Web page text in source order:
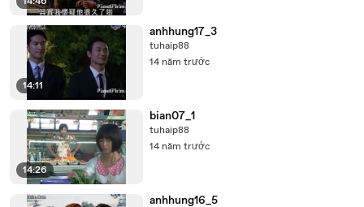
14:11
anhhung17_3
tuhaip88
14 năm trước
14:26
bian07_1
tuhaip88
14 năm trước
anhhung16_5